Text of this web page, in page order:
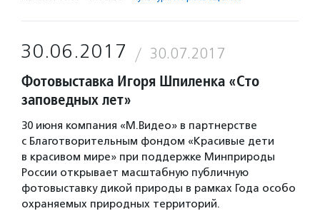
30.06.2017 30.07.2017
Фотовыставка Игоря Шпиленка «Сто
заповедных лет»
30 июня компания «М.Видео» в партнерстве
с Благотворительным фондом «Красивые дети
в красивом мире» при поддержке Минприроды
России открывает масштабную публичную
фотовыставку дикой природы в рамках Года особо
охраняемых природных территорий.